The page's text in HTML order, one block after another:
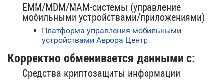
EMM/MDM/MAM-системы (управление
мобильными устройствами/приложениями)
Платформа управления мобильными
устройствами Аврора Центр
Корректно обменивается данными с:
Средства криптозащиты информации